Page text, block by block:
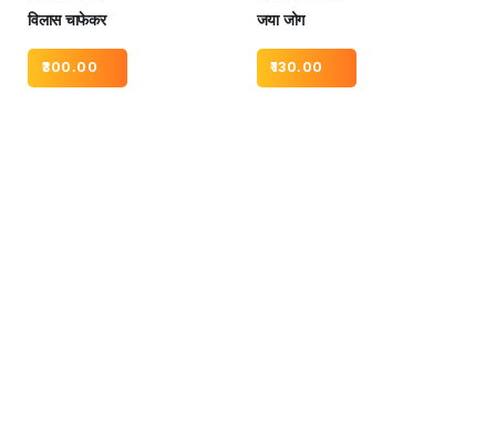
विलास चाफेकर
300.00
जया जोग
130.00